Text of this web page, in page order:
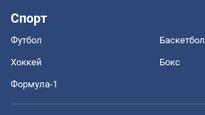
Спорт
Футбол Баскетбол
Хоккей Бокс
Формула-1